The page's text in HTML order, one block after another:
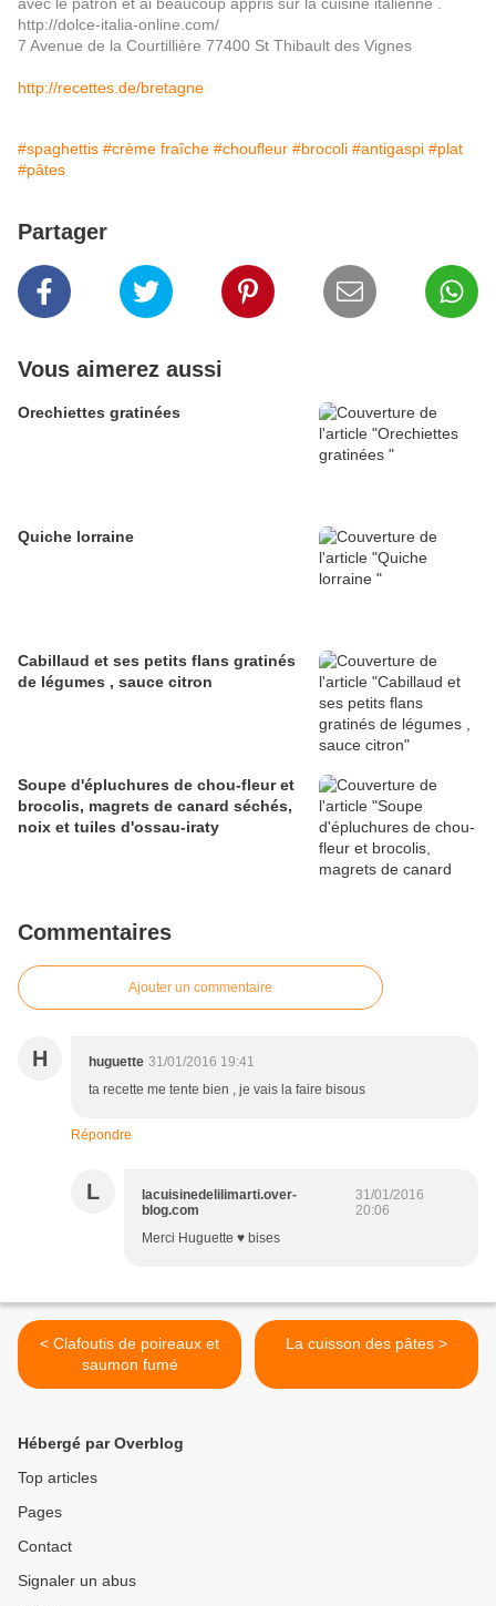
http://dolce-italia-online.com/
7 Avenue de la Courtillière 77400 St Thibault des Vignes
http://recettes.de/bretagne
#spaghettis #crème fraîche #choufleur #brocoli #antigaspi #plat
#pâtes
Partager
Vous aimerez aussi
Orechiettes gratinées
Quiche lorraine
Cabillaud et ses petits flans gratinés
de légumes , sauce citron
Soupe d'épluchures de chou-fleur et
brocolis, magrets de canard séchés,
noix et tuiles d'ossau-iraty
Commentaires
Ajouter un commentaire
H huguette 31/01/2016 19:41
ta recette me tente bien , je vais la faire bisous
Répondre
L
lacuisinedelilimarti.over-
blog.com
31/01/2016
20:06
Merci Huguette ♥ bises
< Clafoutis de poireaux et
saumon fumé
La cuisson des pâtes >
Hébergé par Overblog
Top articles
Pages
Contact
Signaler un abus